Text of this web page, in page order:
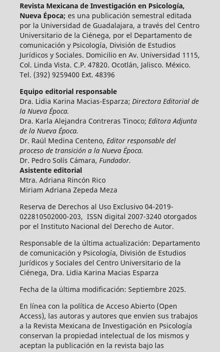
Revista Mexicana de Investigación en Psicología,
Nueva Época; es una publicación semestral editada
por la Universidad de Guadalajara, a través del Centro
Universitario de la Ciénega, por el Departamento de
comunicación y Psicología, División de Estudios
Jurídicos y Sociales. Domicilio en Av. Universidad 1115,
Col. Linda Vista. C.P. 47820. Ocotlán, Jalisco. México.
Tel. (392) 9259400 Ext. 48396
Equipo editorial responsable
Dra. Lidia Karina Macias-Esparza; Directora Editorial de
la Nueva Época.
Dra. Karla Alejandra Contreras Tinoco; Editora Adjunta
de la Nueva Época.
Dr. Raúl Medina Centeno, Editor responsable del
proceso de transición a la Nueva Época.
Dr. Pedro Solís Cámara, Fundador.
Asistente editorial
Mtra. Adriana Rincón Rico
Miriam Adriana Zepeda Meza
Reserva de Derechos al Uso Exclusivo 04-2019-
022810502000-203, ISSN digital 2007-3240 otorgados
por el Instituto Nacional del Derecho de Autor.
Responsable de la última actualización: Departamento
de comunicación y Psicología, División de Estudios
Jurídicos y Sociales del Centro Universitario de la
Ciénega, Dra. Lidia Karina Macias Esparza
Fecha de la última modificación: Septiembre 2025.
En línea con la política de Acceso Abierto (Open
Access), las autoras y autores que envíen sus trabajos
a la Revista Mexicana de Investigación en Psicología
conservan la propiedad intelectual de los mismos y
aceptan la publicación en la revista bajo las